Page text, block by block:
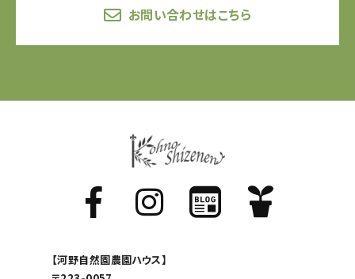
お問い合わせはこちら
【河野自然園農園ハウス】